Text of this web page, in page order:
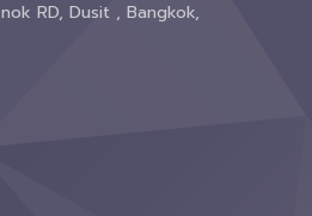
RD, Dusit , Bangkok,